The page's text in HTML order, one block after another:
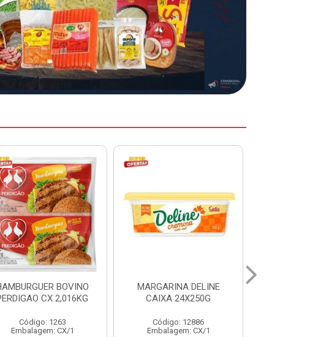
MARGARINA DELINE
CAIXA 24X250G
Código: 12886
Embalagem: CX/1
MARGARINA DELINE
CAIXA 12X500G
Código: 12887
Embalagem: CX/1